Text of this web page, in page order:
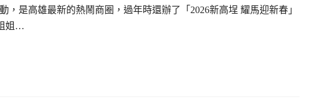
，是高雄最新的熱鬧商圈，過年時還辦了「2026新高埕 耀馬迎新春」
姐…